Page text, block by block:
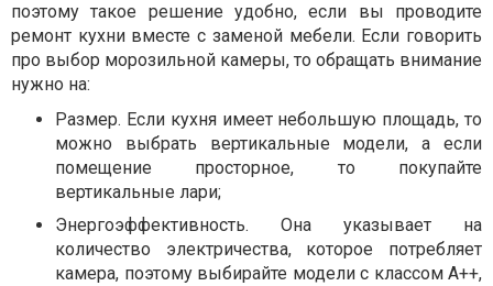
поэтому такое решение удобно, если вы проводите
ремонт кухни вместе с заменой мебели. Если говорить
про выбор морозильной камеры, то обращать внимание
нужно на:
Размер. Если кухня имеет небольшую площадь, то
можно выбрать вертикальные модели, а если
помещение просторное, то покупайте
вертикальные лари;
Энергоэффективность. Она указывает на
количество электричества, которое потребляет
камера, поэтому выбирайте модели с классом А++,